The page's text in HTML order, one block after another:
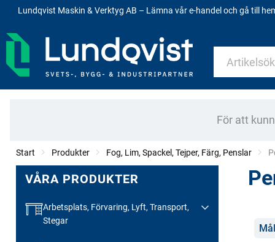
Lundqvist Maskin & Verktyg AB – Lämna vår e-handel och gå till
För att
Start Produkter Fog, Lim, Spackel, Tejper, Färg, Penslar
VÅRA PRODUKTER
Arbetsplats, Förvaring, Lyft, Transport,
Stegar